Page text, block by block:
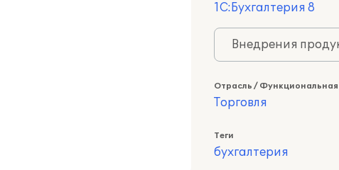
1С:Бухгалтерия 8
Внедрения
Отрасль / Функциональная
Торговля
Теги
бухгалтерия